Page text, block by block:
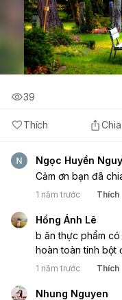
Thích
39
Ngọc Huyền
Cảm ơn bạn đã
1 năm trước Thích
Hồng Ánh Lê
b ăn thực phẩm
hoàn toàn tinh bột
1 năm trước Thích
Nhung Nguyen